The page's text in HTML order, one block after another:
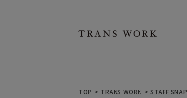
TOP > TRANS WORK > STAFF SNAP